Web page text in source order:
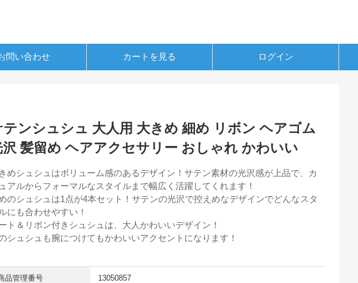
問い合わせ カートを見る ログイン
テンシュシュ 大人用 大きめ 細め リボン ヘアゴム
沢 髪留め ヘアアクセサリー おしゃれ かわいい
めシュシュはボリューム感のあるデザイン！サテン素材の光沢感が上品で、カ
アルからフォーマルなスタイルまで幅広く活躍してくれます！
のシュシュは1点が4本セット！サテンの光沢で控えめなデザインでどんなスタ
にも合わせやすい！
ト＆リボン付きシュシュは、大人かわいいデザイン！
シュシュも腕につけてもかわいいアクセントになります！
品管理番号 13050857